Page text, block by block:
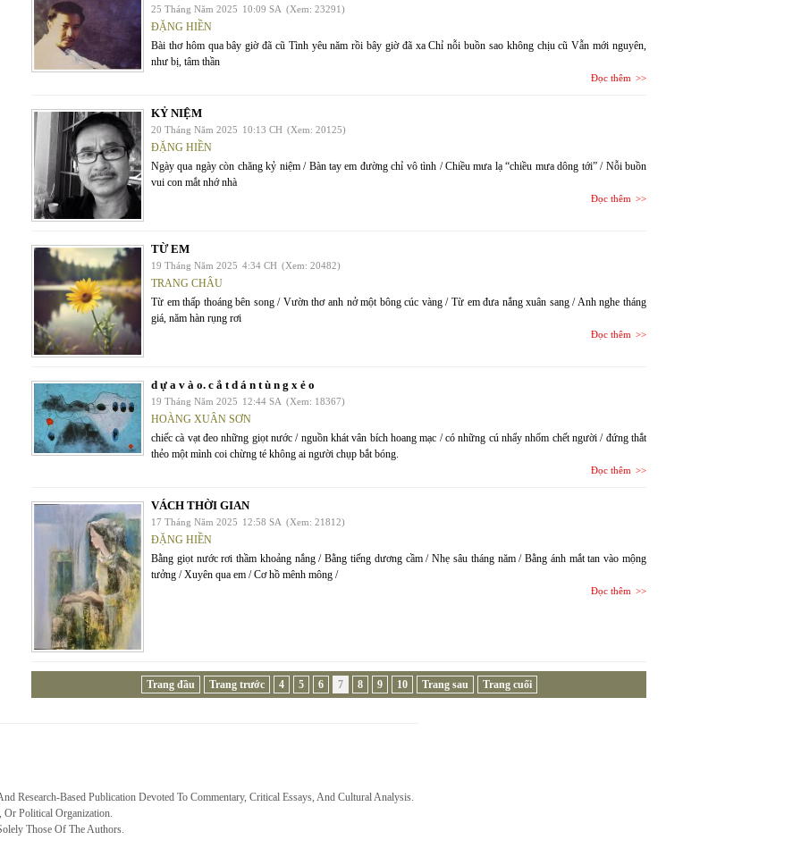
25 Tháng Năm 2025 10:09 SA (Xem: 23291)
ĐẶNG HIỀN
Bài thơ hôm qua bây giờ đã cũ Tình yêu năm rồi bây giờ đã xa Chỉ nỗi buồn sao không chịu cũ Vẫn mới nguyên,
như bị, tâm thần
Đọc thêm
KỶ NIỆM
20 Tháng Năm 2025 10:13 CH (Xem: 20125)
ĐẶNG HIỀN
Ngày qua ngày còn chăng kỷ niệm / Bàn tay em đường chỉ vô tình / Chiều mưa lạ “chiều mưa dông tới” / Nỗi buồn
vui con mắt nhớ nhà
Đọc thêm
TỪ EM
19 Tháng Năm 2025 4:34 CH (Xem: 20482)
TRANG CHÂU
Từ em thấp thoáng bên song / Vườn thơ anh nở một bông cúc vàng / Từ em đưa nắng xuân sang / Anh nghe tháng
giá, năm hàn rụng rơi
Đọc thêm
d ự a v à o. c ắ t d á n t ù n g x ẻ o
19 Tháng Năm 2025 12:44 SA (Xem: 18367)
HOÀNG XUÂN SƠN
chiếc cà vạt đeo những giọt nước / nguồn khát vân bích hoang mạc / có những cú nhẩy nhổm chết người / đứng thắt
thẻo một mình coi chừng té không ai người chụp bắt bóng.
Đọc thêm
VÁCH THỜI GIAN
17 Tháng Năm 2025 12:58 SA (Xem: 21812)
ĐẶNG HIỀN
Bằng giọt nước rơi thầm khoảng nắng / Bằng tiếng dương cầm / Nhẹ sâu tháng năm / Bằng ánh mắt tan vào mộng
tưởng / Xuyên qua em / Cơ hồ mênh mông /
Đọc thêm
Trang đầu Trang trước 4 5 6 7 8 9 10 Trang sau Trang cuối
Research-Based Publication Devoted To Commentary, Critical Essays, And Cultural Analysis.
Political Organization.
Those Of The Authors.